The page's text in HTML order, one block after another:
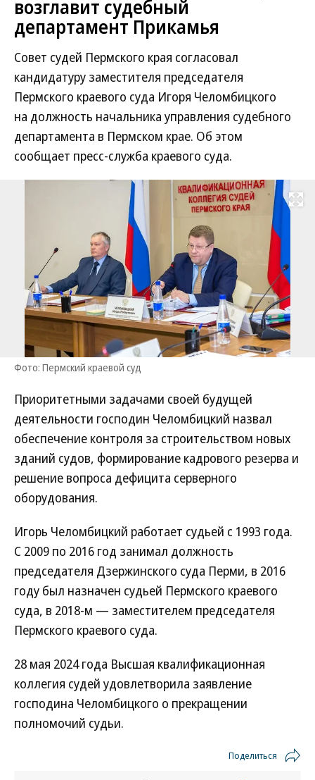
возглавит судебный
департамент Прикамья
Совет судей Пермского края согласовал
кандидатуру заместителя председателя
Пермского краевого суда Игоря Челомбицкого
на должность начальника управления судебного
департамента в Пермском крае. Об этом
сообщает пресс-служба краевого суда.
Развернуть
Фото: Пермский краевой суд
Приоритетными задачами своей будущей
деятельности господин Челомбицкий назвал
обеспечение контроля за строительством новых
зданий судов, формирование кадрового резерва и
решение вопроса дефицита серверного
оборудования.
Игорь Челомбицкий работает судьей с 1993 года.
С 2009 по 2016 год занимал должность
председателя Дзержинского суда Перми, в 2016
году был назначен судьей Пермского краевого
суда, в 2018-м — заместителем председателя
Пермского краевого суда.
28 мая 2024 года Высшая квалификационная
коллегия судей удовлетворила заявление
господина Челомбицкого о прекращении
полномочий судьи.
Поделиться